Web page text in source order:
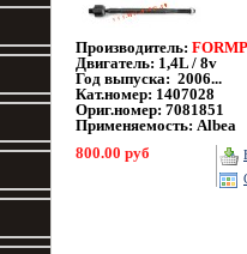
Производитель:
Двигатель: 1,4L / 8v
Год выпуска: 2006...
Кат.номер: 1407028
Ориг.номер: 7081851
Применяемость: Albea
800.00 руб